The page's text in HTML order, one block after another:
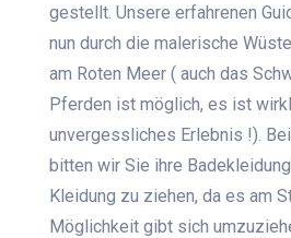
gestellt. Unsere erfahrenen
nun durch die malerische
am Roten Meer ( auch das
Pferden ist möglich, es ist
unvergessliches Erlebnis !).
bitten wir Sie ihre
Kleidung zu ziehen, da es am
Möglichkeit gibt sich